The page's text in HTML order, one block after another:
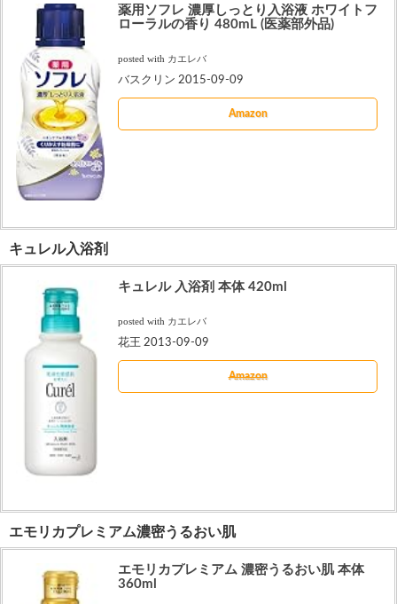
薬用ソフレ 濃厚しっとり入浴液 ホワイトフ
ローラルの香り 480mL (医薬部外品)
posted with カエレバ
バスクリン 2015-09-09
Amazon
キュレル入浴剤
キュレル 入浴剤 本体 420ml
posted with カエレバ
花王 2013-09-09
Amazon
エモリカプレミアム濃密うるおい肌
エモリカプレミアム 濃密うるおい肌 本体
360ml